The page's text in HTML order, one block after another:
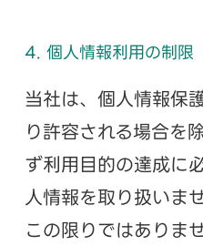
4. 個人情報利用の制限
当社は、個人情報保
り許容される場合を
ず利用目的の達成に
人情報を取り扱いま
この限りではありま